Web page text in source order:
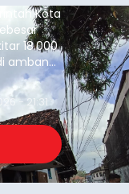
Kota
18.000
ambang
pada
- 21:31